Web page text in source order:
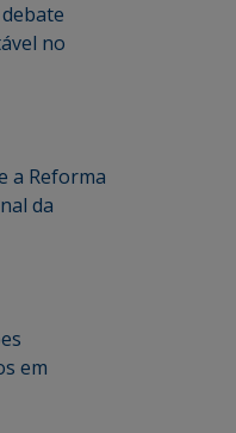
no
a Reforma
da
em